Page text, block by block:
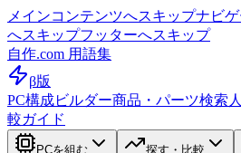
メインコンテンツへスキップナビ
へスキップフッターへスキップ
自作.com 用語集
β版
PC構成ビルダー商品・パーツ検索
較ガイド
PCを組む 探す・比較